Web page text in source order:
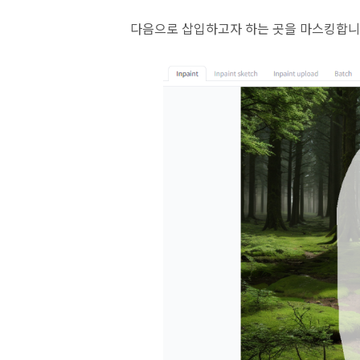
다음으로 삽입하고자 하는 곳을 마스킹합